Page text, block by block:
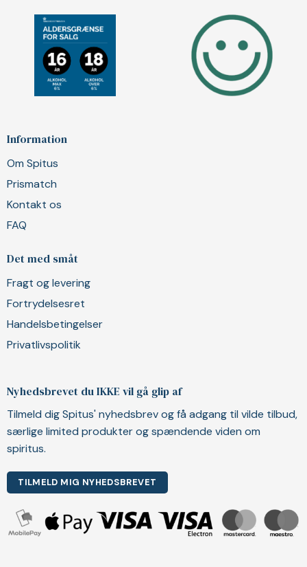
Information
Om Spitus
Prismatch
Kontakt os
FAQ
Det med småt
Fragt og levering
Fortrydelsesret
Handelsbetingelser
Privatlivspolitik
Nyhedsbrevet du IKKE vil gå glip af
Tilmeld dig Spitus' nyhedsbrev og få adgang til vilde tilbud,
særlige limited produkter og spændende viden om
spiritus.
TILMELD MIG NYHEDSBREVET